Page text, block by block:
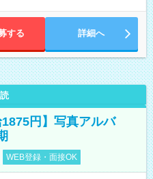
する 詳細へ
円】写真アルバ
WEB登録・面接OK